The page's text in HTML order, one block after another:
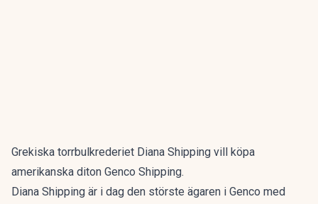
Grekiska torrbulkrederiet Diana Shipping vill köpa
amerikanska diton Genco Shipping.
Diana Shipping är i dag den störste ägaren i Genco med